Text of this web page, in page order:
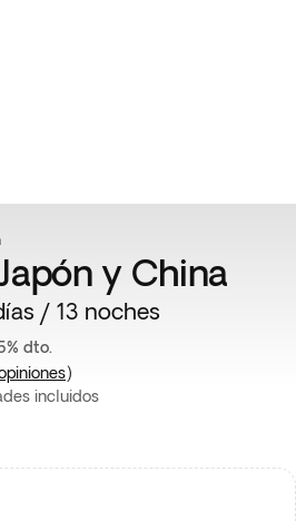
y China
/ 13 noches
dto.
)
incluidos